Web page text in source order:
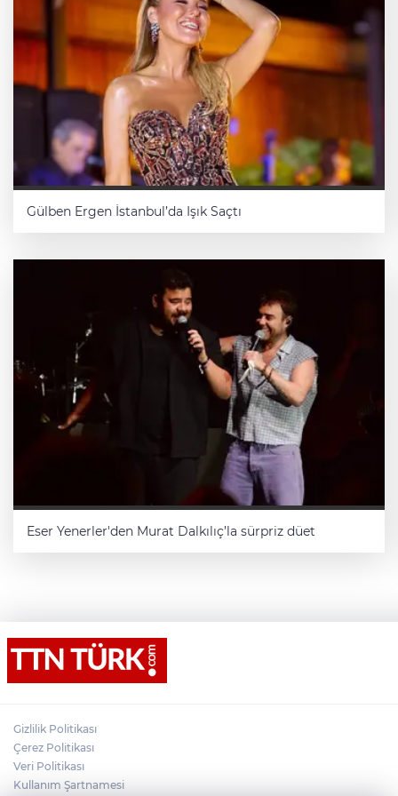
Gülben Ergen İstanbul’da Işık Saçtı
Eser Yenerler'den Murat Dalkılıç’la sürpriz düet
Gizlilik Politikası
Çerez Politikası
Veri Politikası
Kullanım Şartnamesi